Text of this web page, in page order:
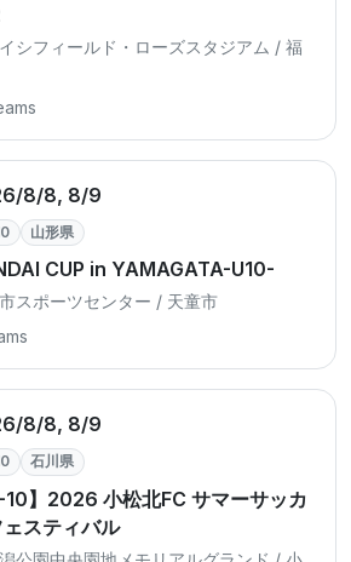
シフィールド・ローズスタジアム / 福
8/8, 8/9
山形県
CUP in YAMAGATA-U10-
スポーツセンター / 天童市
8/8, 8/9
石川県
10】2026 小松北FC サマーサッカ
スティバル